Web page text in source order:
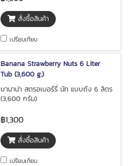
สั่งซื้อสินค้า
เปรียบเทียบ
Banana Strawberry Nuts 6 Liter
Tub (3,600 g.)
บานาน่า สตรอเบอร์รี่ นัท แบบถัง 6 ลิตร
(3,600 กรัม)
฿1,300
สั่งซื้อสินค้า
เปรียบเทียบ